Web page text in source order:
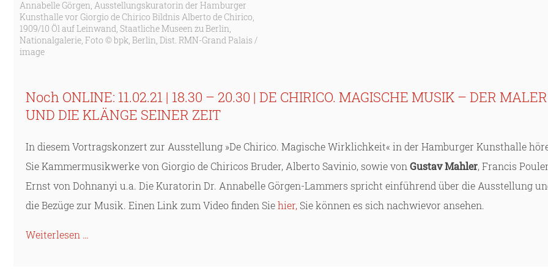
Annabelle Görgen, Ausstellungskuratorin der Hamburger
Kunsthalle vor Giorgio de Chirico Bildnis Alberto de Chirico,
1909/10 Öl auf Leinwand, Staatliche Museen zu Berlin,
Nationalgalerie, Foto © bpk, Berlin, Dist. RMN-Grand Palais /
image
Noch ONLINE: 11.02.21 | 18.30 – 20.30 | DE CHIRICO. MAGISCHE MUSIK – DER MALER
UND DIE KLÄNGE SEINER ZEIT
In diesem Vortragskonzert zur Ausstellung »De Chirico. Magische Wirklichkeit« in der Hamburger Kunsthalle
Sie Kammermusikwerke von Giorgio de Chiricos Bruder, Alberto Savinio, sowie von Gustav Mahler, Francis
Ernst von Dohnanyi u.a. Die Kuratorin Dr. Annabelle Görgen-Lammers spricht einführend über die Ausstellung
die Bezüge zur Musik. Einen Link zum Video finden Siehier,Sie können es sich nachwievor ansehen.
Weiterlesen …